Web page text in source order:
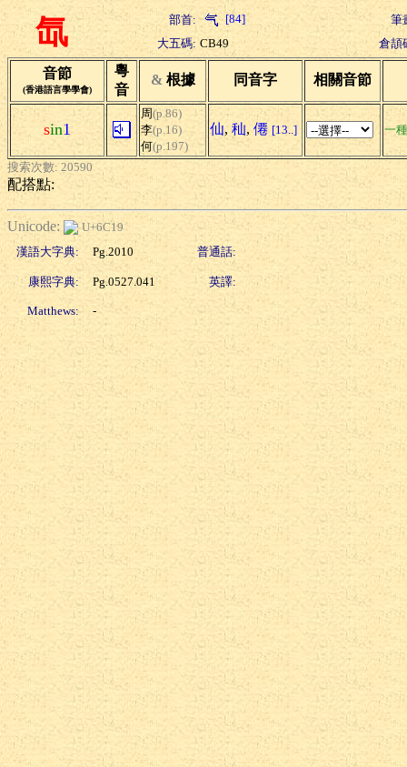
氙 部首: [84]
筆
大五碼: CB49 倉頡
音節
(香港語言學學會)
粵
音
& 根據 同音字 相關音節
sin1
周(p.86)
李(p.16)
何(p.197)
仙, 秈, 僊 [13..] 一
搜索次數: 20590
配搭點:
Unicode:
U+6C19
漢語大字典:
Pg.2010 普通話:
康熙字典: Pg.0527.041 英譯:
Matthews: -